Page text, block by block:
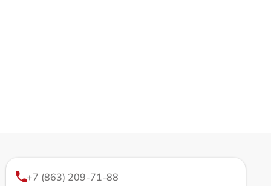
+7 (863) 209-71-88